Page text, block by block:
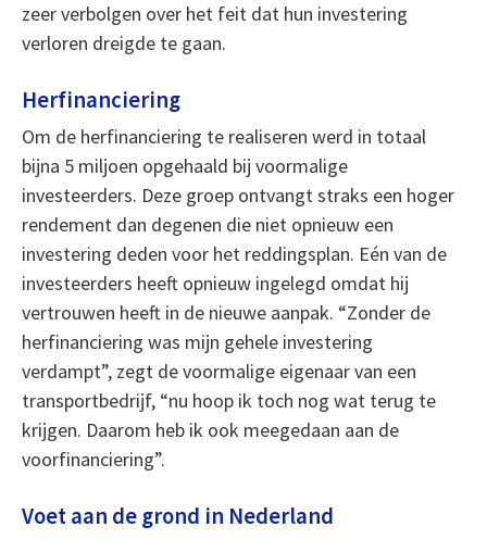
zeer verbolgen over het feit dat hun investering
verloren dreigde te gaan.
Herfinanciering
Om de herfinanciering te realiseren werd in totaal
bijna 5 miljoen opgehaald bij voormalige
investeerders. Deze groep ontvangt straks een hoger
rendement dan degenen die niet opnieuw een
investering deden voor het reddingsplan. Eén van de
investeerders heeft opnieuw ingelegd omdat hij
vertrouwen heeft in de nieuwe aanpak. “Zonder de
herfinanciering was mijn gehele investering
verdampt”, zegt de voormalige eigenaar van een
transportbedrijf, “nu hoop ik toch nog wat terug te
krijgen. Daarom heb ik ook meegedaan aan de
voorfinanciering”.
Voet aan de grond in Nederland